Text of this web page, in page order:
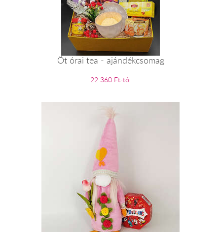
Öt órai tea - ajándékcsomag
22 360 Ft-tól